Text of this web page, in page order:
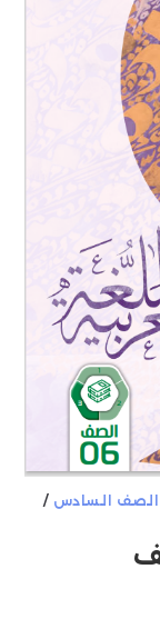
الصف السادس /